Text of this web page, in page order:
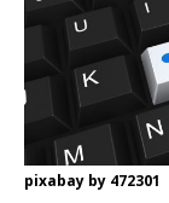
pixabay by 472301